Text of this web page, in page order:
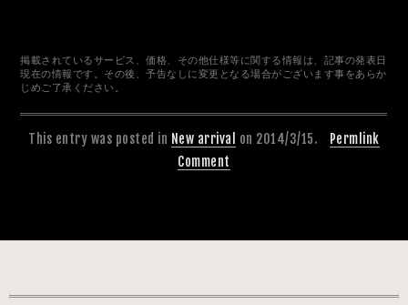
掲載されているサービス、価格、その他仕様等に関する情報は、記事の発表日
現在の情報です。その後、予告なしに変更となる場合がございます事をあらか
じめご了承ください。
This entry was posted in New arrival on 2014/3/15.
Permlink
Comment